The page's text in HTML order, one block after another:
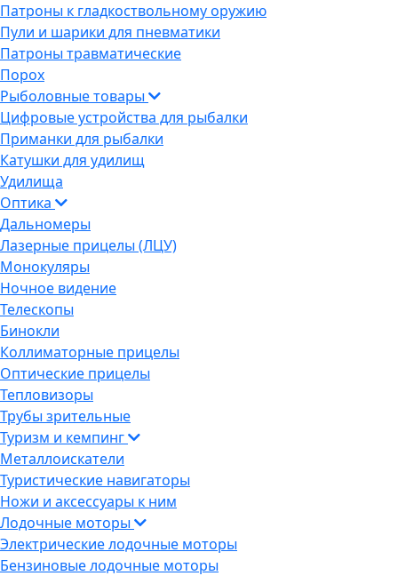
Патроны к гладкоствольному оружию
Пули и шарики для пневматики
Патроны травматические
Порох
Рыболовные товары
Цифровые устройства для рыбалки
Приманки для рыбалки
Катушки для удилищ
Удилища
Оптика
Дальномеры
Лазерные прицелы (ЛЦУ)
Монокуляры
Ночное видение
Телескопы
Бинокли
Коллиматорные прицелы
Оптические прицелы
Тепловизоры
Трубы зрительные
Туризм и кемпинг
Металлоискатели
Туристические навигаторы
Ножи и аксессуары к ним
Лодочные моторы
Электрические лодочные моторы
Бензиновые лодочные моторы